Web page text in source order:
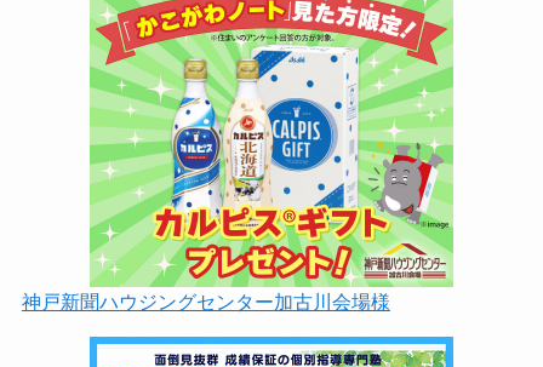
神戸新聞ハウジングセンター加古川会場様